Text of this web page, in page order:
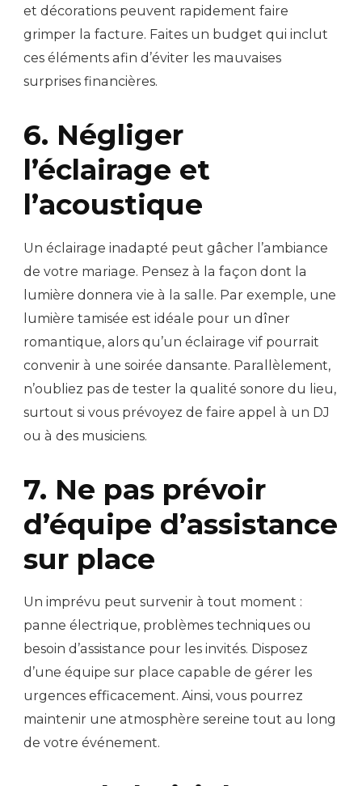
et décorations peuvent rapidement faire
grimper la facture. Faites un budget qui inclut
ces éléments afin d’éviter les mauvaises
surprises financières.
6. Négliger
l’éclairage et
l’acoustique
Un éclairage inadapté peut gâcher l’ambiance
de votre mariage. Pensez à la façon dont la
lumière donnera vie à la salle. Par exemple, une
lumière tamisée est idéale pour un dîner
romantique, alors qu’un éclairage vif pourrait
convenir à une soirée dansante. Parallèlement,
n’oubliez pas de tester la qualité sonore du lieu,
surtout si vous prévoyez de faire appel à un DJ
ou à des musiciens.
7. Ne pas prévoir
d’équipe d’assistance
sur place
Un imprévu peut survenir à tout moment :
panne électrique, problèmes techniques ou
besoin d’assistance pour les invités. Disposez
d’une équipe sur place capable de gérer les
urgences efficacement. Ainsi, vous pourrez
maintenir une atmosphère sereine tout au long
de votre événement.